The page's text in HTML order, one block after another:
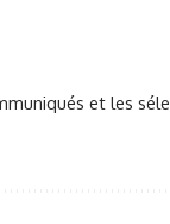
et les